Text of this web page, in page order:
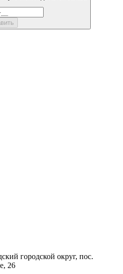
городской округ, пос.
26